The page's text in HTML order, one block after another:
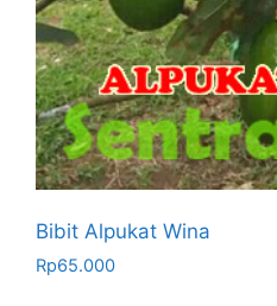
Bibit Alpukat Wina
Rp65.000